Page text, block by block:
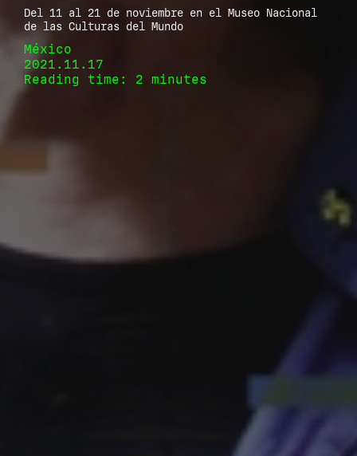
Del 11 al 21 de noviembre en el Museo Nacional
de las Culturas del Mundo
México
2021.11.17
Reading time: 2 minutes